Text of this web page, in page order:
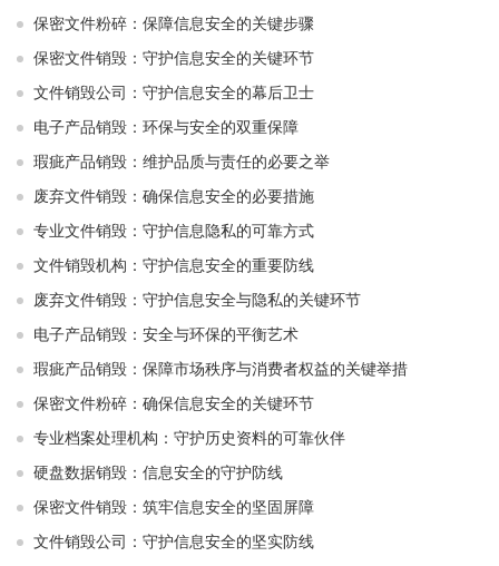
保密文件粉碎：保障信息安全的关键步骤
保密文件销毁：守护信息安全的关键环节
文件销毁公司：守护信息安全的幕后卫士
电子产品销毁：环保与安全的双重保障
瑕疵产品销毁：维护品质与责任的必要之举
废弃文件销毁：确保信息安全的必要措施
专业文件销毁：守护信息隐私的可靠方式
文件销毁机构：守护信息安全的重要防线
废弃文件销毁：守护信息安全与隐私的关键环节
电子产品销毁：安全与环保的平衡艺术
瑕疵产品销毁：保障市场秩序与消费者权益的关键举措
保密文件粉碎：确保信息安全的关键环节
专业档案处理机构：守护历史资料的可靠伙伴
硬盘数据销毁：信息安全的守护防线
保密文件销毁：筑牢信息安全的坚固屏障
文件销毁公司：守护信息安全的坚实防线